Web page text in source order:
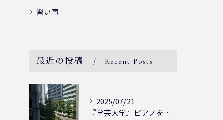
習い事
最近の投稿 Recent Posts
2025/07/21
『学芸大学』ピアノを弾ける喜び - シェリー・アーツ音楽教室...